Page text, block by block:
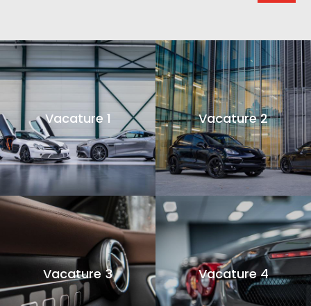
Vacature 1 Vacature 2
Vacature 3 Vacature 4